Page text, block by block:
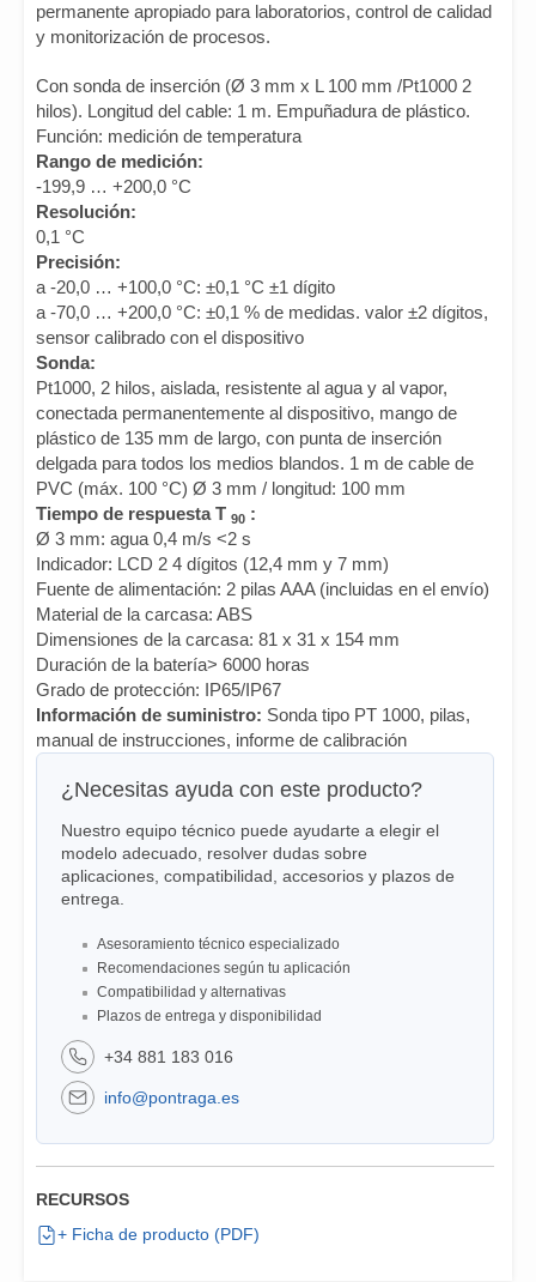
permanente apropiado para laboratorios, control de calidad
y monitorización de procesos.
Con sonda de inserción (Ø 3 mm x L 100 mm /Pt1000 2
hilos). Longitud del cable: 1 m. Empuñadura de plástico.
Función: medición de temperatura
Rango de medición:
-199,9 … +200,0 °C
Resolución:
0,1 °C
Precisión:
a -20,0 … +100,0 °C: ±0,1 °C ±1 dígito
a -70,0 … +200,0 °C: ±0,1 % de medidas. valor ±2 dígitos,
sensor calibrado con el dispositivo
Sonda:
Pt1000, 2 hilos, aislada, resistente al agua y al vapor,
conectada permanentemente al dispositivo, mango de
plástico de 135 mm de largo, con punta de inserción
delgada para todos los medios blandos. 1 m de cable de
PVC (máx. 100 °C) Ø 3 mm / longitud: 100 mm
Tiempo de respuesta T 90 :
Ø 3 mm: agua 0,4 m/s <2 s
Indicador: LCD 2 4 dígitos (12,4 mm y 7 mm)
Fuente de alimentación: 2 pilas AAA (incluidas en el envío)
Material de la carcasa: ABS
Dimensiones de la carcasa: 81 x 31 x 154 mm
Duración de la batería> 6000 horas
Grado de protección: IP65/IP67
Información de suministro: Sonda tipo PT 1000, pilas,
manual de instrucciones, informe de calibración
¿Necesitas ayuda con este producto?
Nuestro equipo técnico puede ayudarte a elegir el
modelo adecuado, resolver dudas sobre
aplicaciones, compatibilidad, accesorios y plazos de
entrega.
Asesoramiento técnico especializado
Recomendaciones según tu aplicación
Compatibilidad y alternativas
Plazos de entrega y disponibilidad
+34 881 183 016
info@pontraga.es
RECURSOS
+ Ficha de producto (PDF)